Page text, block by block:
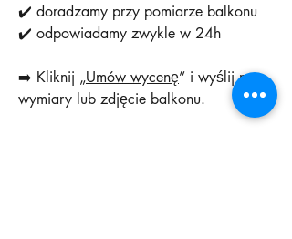
✔️ doradzamy przy pomiarze balkonu
✔️ odpowiadamy zwykle w 24h
➡️ Kliknij „Umów wycenę” i wyślij nam
wymiary lub zdjęcie balkonu.